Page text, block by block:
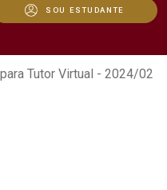
SOU ESTUDANTE
para Tutor
Tutor Virtual - 2024/02